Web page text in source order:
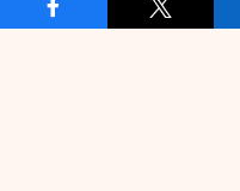
ortaklarından Tunçlar